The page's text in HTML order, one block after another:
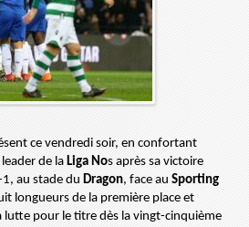
ce vendredi soir, en confortant
de la LigaNos après sa victoire
1, au stade duDragon, face auSporting
longueurs de la première place et
lutte pour le titre dès la vingt-cinquième